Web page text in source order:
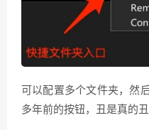
可以配置多个文件夹，然
多年前的按钮，丑是真的丑